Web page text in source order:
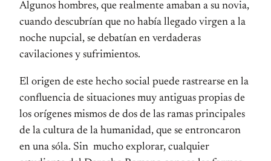
Algunos hombres, que realmente amaban a su novia,
cuando descubrían que no había llegado virgen a la
noche nupcial, se debatían en verdaderas
cavilaciones y sufrimientos.
El origen de este hecho social puede rastrearse en la
confluencia de situaciones muy antiguas propias de
los orígenes mismos de dos de las ramas principales
de la cultura de la humanidad, que se entroncaron
en una sóla. Sin mucho explorar, cualquier